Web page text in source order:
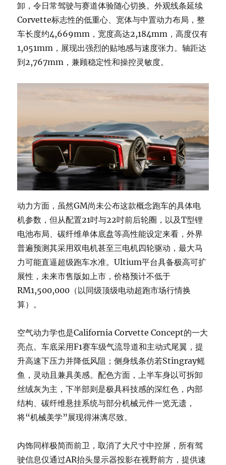
卸，令日常驾驶与赛道体验随心切换。外观线条延续
Corvette标志性的低重心、宽体与中置动力布局，整
车长度约4,669mm，宽度高达2,184mm，高度仅有
1,051mm，展现出强烈的贴地感与速度张力。轴距达
到2,767mm，兼顾稳定性和操控灵敏度。
动力方面，虽然GM尚未公布这款概念跑车的具体电
机参数，但从配置21吋与22吋前后轮圈，以及T型锂
电池布局、碳纤维单体底盘等高性能设定来看，外界
普遍预测其采用双电机甚至三电机四轮驱动，最大马
力可能直逼超级跑车水准。Ultium平台具备极高可扩
展性，未来市售版如上市，价格预计不低于
RM1,500,000（以同级顶级电动超跑市场行情换
算）。
空气动力学也是California Corvette Concept的一大
亮点。车底采用F1赛车级气流导道和主动式尾翼，提
升高速下压力并降低风阻；侧身线条仿若Stingray鳐
鱼，灵动且兼具美感。配色方面，上半车身以可拆卸
丝绒灰为主，下半部则是极具科技感的深红色，内部
结构、碳纤维悬挂系统与部分机械元件一览无遗，
将“机械美学”展现得淋漓尽致。
内饰同样极简而前卫，取消了大尺寸中控屏，所有驾
驶信息仅通过AR抬头显示器投影在视野前方，提供速